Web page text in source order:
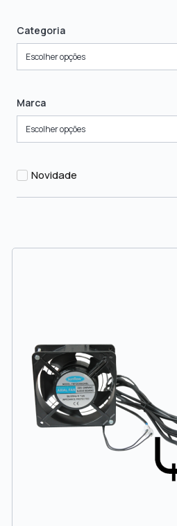
Categoria
Escolher opções
Marca
Escolher opções
Novidade